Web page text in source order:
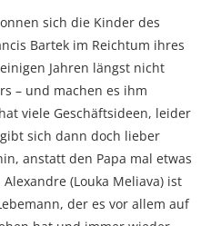
sich die Kinder des
Bartek im Reichtum ihres
Jahren längst nicht
– und machen es ihm
viele Geschäftsideen, leider
sich dann doch lieber
anstatt den Papa mal etwas
(Louka Meliava) ist
der es vor allem auf